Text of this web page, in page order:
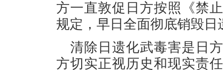
方一直敦促日方按照《禁
规定，早日全面彻底销毁日
清除日遗化武毒害是日
方切实正视历史和现实责